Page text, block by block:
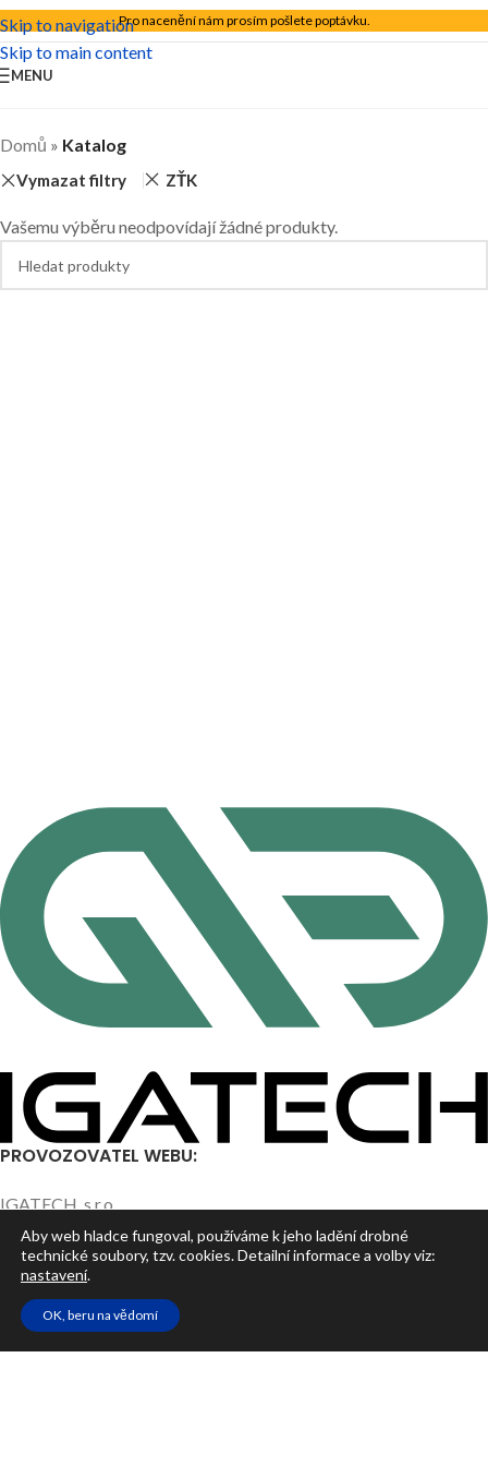
Skip to navigation
Skip to main content
Pro nacenění nám prosím pošlete poptávku.
MENU
Domů » Katalog
Vymazat filtry ZŤK
Vašemu výběru neodpovídají žádné produkty.
PROVOZOVATEL WEBU:
IGATECH, s.r.o.
Elgartova 497/12
614 00 Brno – Husovice
IČO: 05663784
NEJNOVĚJŠÍ ČLÁNKY
Aby web hladce fungoval, používáme k jeho ladění drobné
technické soubory, tzv. cookies. Detailní informace a volby viz:
nastavení.
OK, beru na vědomí